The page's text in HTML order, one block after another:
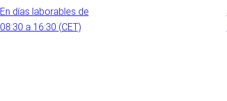
En días laborables de
08:30 a 16:30 (CET)